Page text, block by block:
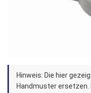
Zum
Anfang
Hinweis: Die hier
Handmuster ersetzen.